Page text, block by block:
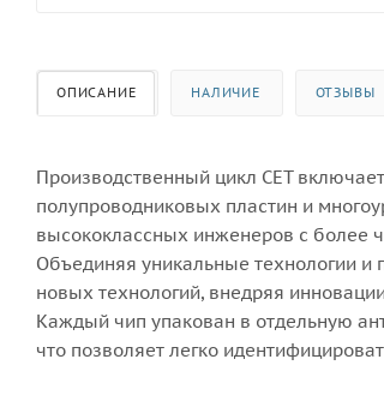
ОПИСАНИЕ НАЛИЧИЕ ОТЗЫВЫ
Производственный цикл CET
полупроводниковых пластин и
высококлассных инженеров с более
Объединяя уникальные технологии
новых технологий, внедряя
Каждый чип упакован в отдельную
что позволяет легко